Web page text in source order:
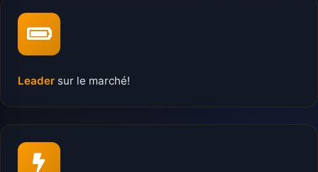
Leader sur le marché!